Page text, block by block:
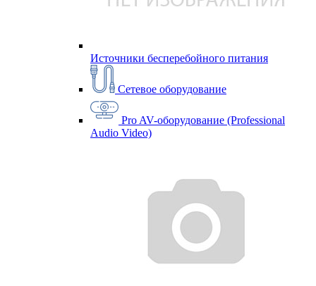
Источники бесперебойного питания
Сетевое оборудование
Pro AV-оборудование (Professional
Audio Video)